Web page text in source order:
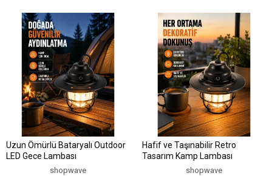
Uzun Ömürlü Bataryalı Outdoor
LED Gece Lambası
shopwave
Hafif ve Taşınabilir Retro
Tasarım Kamp Lambası
shopwave